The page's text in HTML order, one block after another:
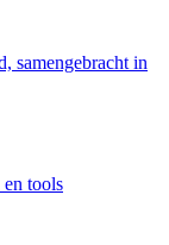
samengebracht in
tools